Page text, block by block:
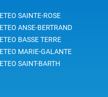
SAINTE-ROSE
ANSE-BERTRAND
BASSE TERRE
MARIE-GALANTE
SAINT-BARTH